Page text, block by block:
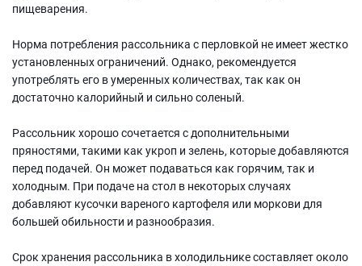
пищеварения.
Норма потребления рассольника с перловкой не имеет жестко
установленных ограничений. Однако, рекомендуется
употреблять его в умеренных количествах, так как он
достаточно калорийный и сильно соленый.
Рассольник хорошо сочетается с дополнительными
пряностями, такими как укроп и зелень, которые добавляются
перед подачей. Он может подаваться как горячим, так и
холодным. При подаче на стол в некоторых случаях
добавляют кусочки вареного картофеля или моркови для
большей обильности и разнообразия.
Срок хранения рассольника в холодильнике составляет около